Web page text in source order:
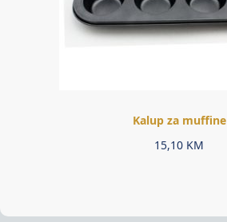
Kalup za muffine
15,10 KM